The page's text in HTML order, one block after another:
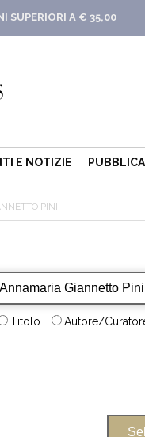
SUPERIORI A € 35,00
E NOTIZIE
PINI
Titolo Autore/